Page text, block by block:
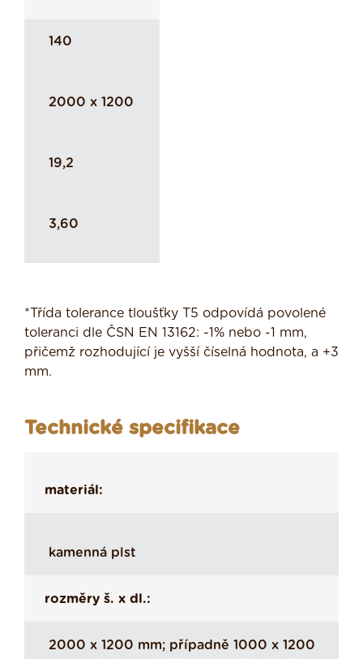
140
2000 x 1200
19,2
3,60
*Třída tolerance tloušťky T5 odpovídá povolené
toleranci dle ČSN EN 13162: -1% nebo -1 mm,
přičemž rozhodující je vyšší číselná hodnota, a +3
mm.
Technické specifikace
materiál:
kamenná plst
rozměry š. x dl.:
2000 x 1200 mm; případně 1000 x 1200